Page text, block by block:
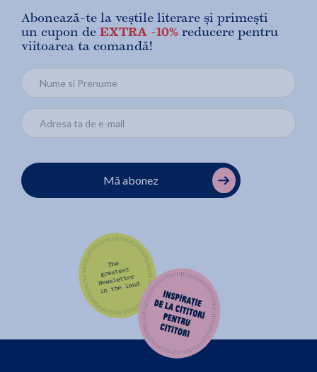
Abonează-te la veștile literare și primești
un cupon de EXTRA -10% reducere pentru
viitoarea ta comandă!
Mă abonez